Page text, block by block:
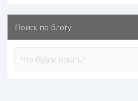
Поиск по блогу